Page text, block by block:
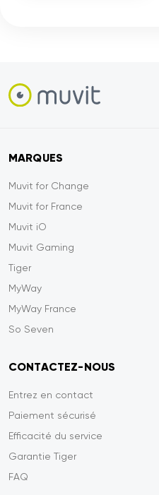
MARQUES
Muvit for Change
Muvit for France
Muvit iO
Muvit Gaming
Tiger
MyWay
MyWay France
So Seven
CONTACTEZ-NOUS
Entrez en contact
Paiement sécurisé
Efficacité du service
Garantie Tiger
FAQ